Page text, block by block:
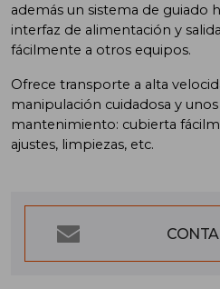
además un sistema de guiado
interfaz de alimentación y
fácilmente a otros equipos.
Ofrece transporte a alta
manipulación cuidadosa y
mantenimiento: cubierta
ajustes, limpiezas, etc.